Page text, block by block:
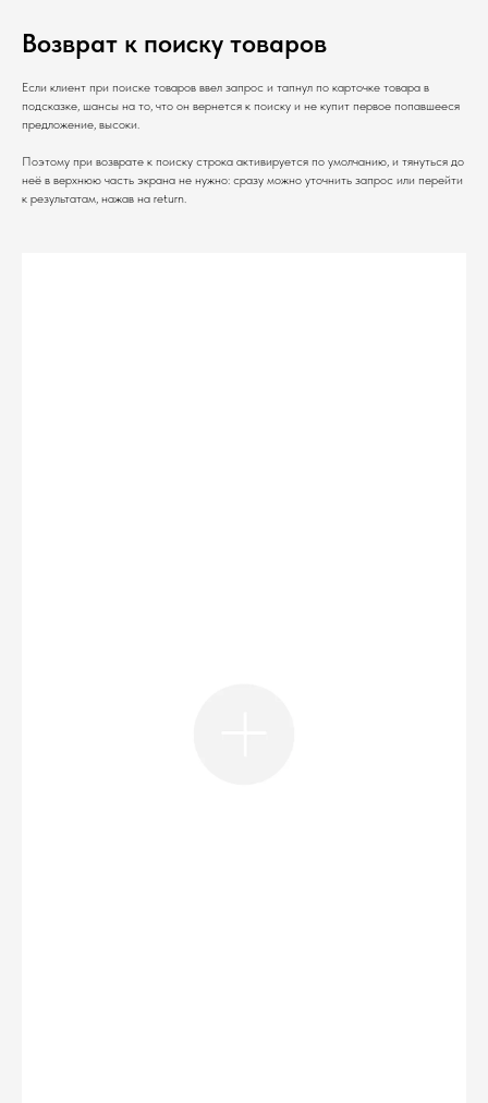
Возврат к поиску товаров
Если клиент при поиске товаров ввел запрос и тапнул по карточке товара в
подсказке, шансы на то, что он вернется к поиску и не купит первое попавшееся
предложение, высоки.
Поэтому при возврате к поиску строка активируется по умолчанию, и тянуться до
неё в верхнюю часть экрана не нужно: сразу можно уточнить запрос или перейти
к результатам, нажав на return.